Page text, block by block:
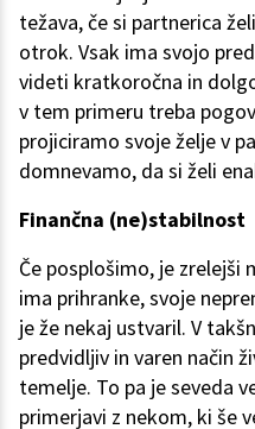
težava, če si partnerica
otrok. Vsak ima svojo
videti kratkoročna in
v tem primeru treba
projiciramo svoje želje v
domnevamo, da si želi
Finančna (ne)stabilnost
Če posplošimo, je zrelejši
ima prihranke, svoje
je že nekaj ustvaril. V
predvidljiv in varen način
temelje. To pa je seveda
primerjavi z nekom, ki še